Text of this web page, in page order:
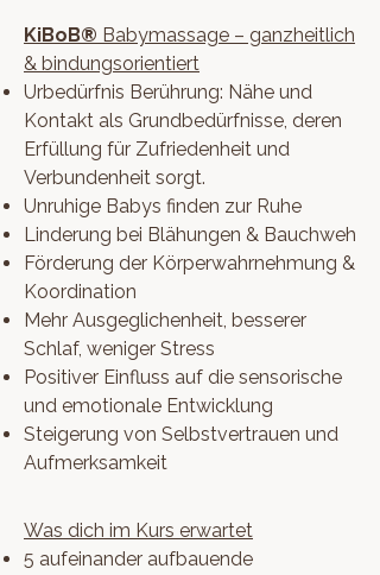
KiBoB® Babymassage – ganzheitlich
& bindungsorientiert
Urbedürfnis Berührung: Nähe und
Kontakt als Grundbedürfnisse, deren
Erfüllung für Zufriedenheit und
Verbundenheit sorgt.
Unruhige Babys finden zur Ruhe
Linderung bei Blähungen & Bauchweh
Förderung der Körperwahrnehmung &
Koordination
Mehr Ausgeglichenheit, besserer
Schlaf, weniger Stress
Positiver Einfluss auf die sensorische
und emotionale Entwicklung
Steigerung von Selbstvertrauen und
Aufmerksamkeit
Was dich im Kurs erwartet
5 aufeinander aufbauende